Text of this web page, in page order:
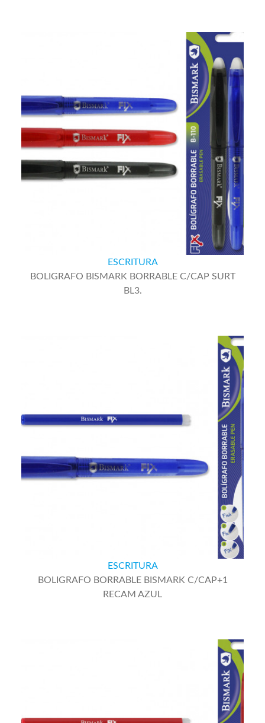
BOLIGRAFO BISMARK BORRABLE C/CAP SURT
BL3.
BOLIGRAFO BORRABLE BISMARK C/CAP+1
RECAM AZUL